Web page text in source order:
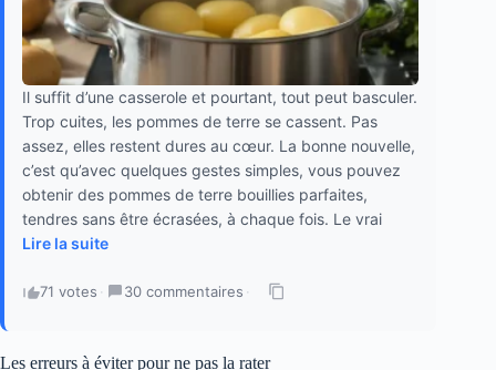
Il suffit d’une casserole et pourtant, tout peut basculer.
Trop cuites, les pommes de terre se cassent. Pas
assez, elles restent dures au cœur. La bonne nouvelle,
c’est qu’avec quelques gestes simples, vous pouvez
obtenir des pommes de terre bouillies parfaites,
tendres sans être écrasées, à chaque fois. Le vrai
Lire la suite
71 votes · 30 commentaires ·
Les erreurs à éviter pour ne pas la rater